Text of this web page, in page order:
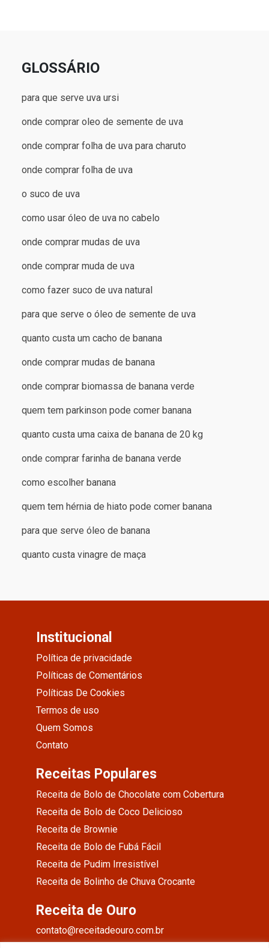
GLOSSÁRIO
para que serve uva ursi
onde comprar oleo de semente de uva
onde comprar folha de uva para charuto
onde comprar folha de uva
o suco de uva
como usar óleo de uva no cabelo
onde comprar mudas de uva
onde comprar muda de uva
como fazer suco de uva natural
para que serve o óleo de semente de uva
quanto custa um cacho de banana
onde comprar mudas de banana
onde comprar biomassa de banana verde
quem tem parkinson pode comer banana
quanto custa uma caixa de banana de 20 kg
onde comprar farinha de banana verde
como escolher banana
quem tem hérnia de hiato pode comer banana
para que serve óleo de banana
quanto custa vinagre de maça
Institucional
Política de privacidade
Políticas de Comentários
Políticas De Cookies
Termos de uso
Quem Somos
Contato
Receitas Populares
Receita de Bolo de Chocolate com Cobertura
Receita de Bolo de Coco Delicioso
Receita de Brownie
Receita de Bolo de Fubá Fácil
Receita de Pudim Irresistível
Receita de Bolinho de Chuva Crocante
Receita de Ouro
contato@receitadeouro.com.br